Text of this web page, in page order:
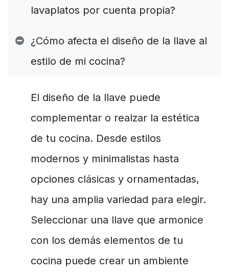
lavaplatos por cuenta propia?
¿Cómo afecta el diseño de la llave al
estilo de mi cocina?
El diseño de la llave puede
complementar o realzar la estética
de tu cocina. Desde estilos
modernos y minimalistas hasta
opciones clásicas y ornamentadas,
hay una amplia variedad para elegir.
Seleccionar una llave que armonice
con los demás elementos de tu
cocina puede crear un ambiente